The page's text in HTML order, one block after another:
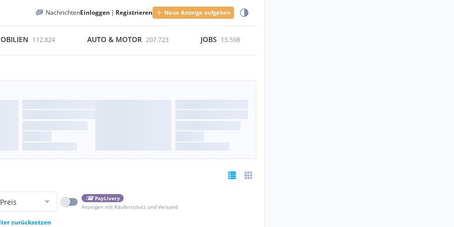
NachrichtenEinloggen | Registrieren Neue Anzeige aufgeben
112.824 AUTO & MOTOR 207.723 JOBS 15.598
Preis
PayLivery
Anzeigen mit Käuferschutz und Versand
zurücksetzen